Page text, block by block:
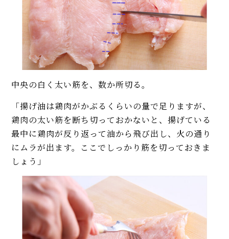
中央の白く太い筋を、数か所切る。
「揚げ油は鶏肉がかぶるくらいの量で足りますが、
鶏肉の太い筋を断ち切っておかないと、揚げている
最中に鶏肉が反り返って油から飛び出し、火の通り
にムラが出ます。ここでしっかり筋を切っておきま
しょう」